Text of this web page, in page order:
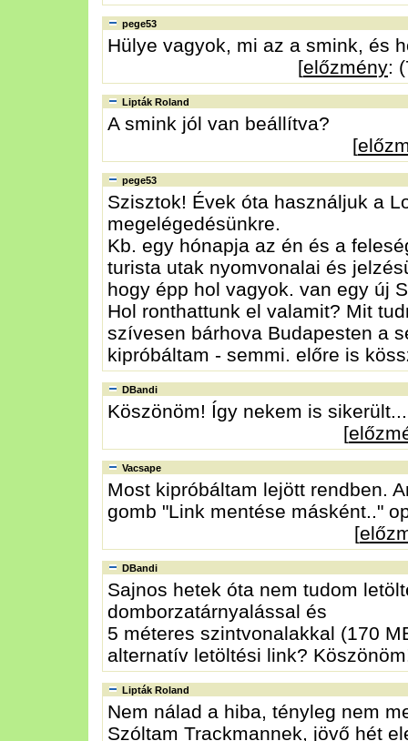
pege53
Hülye vagyok, mi az a smink, és
[előzmény:
Lipták Roland
A smink jól van beállítva?
[
pege53
Szisztok! Évek óta használjuk a
megelégedésünkre.
Kb. egy hónapja az én és a
turista utak nyomvonalai és
hogy épp hol vagyok. van egy új
Hol ronthattunk el valamit? Mit
szívesen bárhova Budapesten a
kipróbáltam - semmi. előre is
DBandi
Köszönöm! Így nekem is
[
Vacsape
Most kipróbáltam lejött rendben.
gomb "Link mentése másként.."
[
DBandi
Sajnos hetek óta nem tudom
domborzatárnyalással és
5 méteres szintvonalakkal (170
alternatív letöltési link?
Lipták Roland
Nem nálad a hiba, tényleg nem
Szóltam Trackmannek, jövő hét